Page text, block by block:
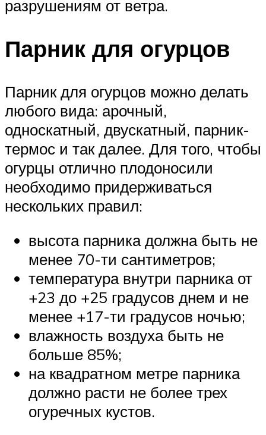
разрушениям от ветра.
Парник для огурцов
Парник для огурцов можно делать
любого вида: арочный,
односкатный, двускатный, парник-
термос и так далее. Для того, чтобы
огурцы отлично плодоносили
необходимо придерживаться
нескольких правил:
высота парника должна быть не
менее 70-ти сантиметров;
температура внутри парника от
+23 до +25 градусов днем и не
менее +17-ти градусов ночью;
влажность воздуха быть не
больше 85%;
на квадратном метре парника
должно расти не более трех
огуречных кустов.